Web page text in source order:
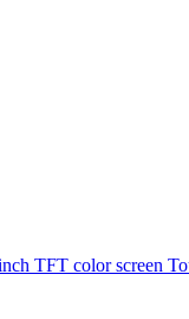
TFT color screen